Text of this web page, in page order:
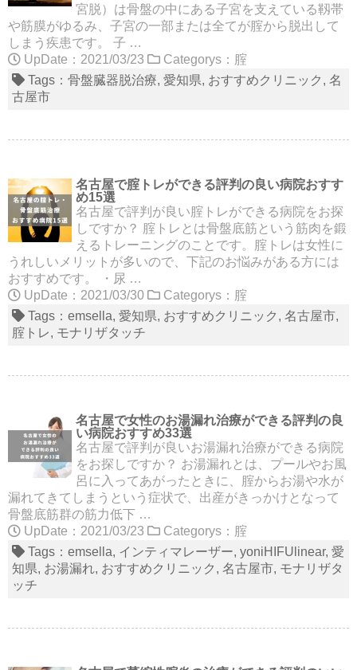
宮脱）は骨盤の中にある子宮を支えている靱帯
や筋膜がゆるみ、子宮の一部または全てが腟から脱出して
しまう疾患です。 子 …
UpDate：2021/03/23
Categorys： 腟
Tags： 骨盤臓器脱治療 愛知県 おすすめクリニック
名
古屋市
名古屋で腟トレができる評判の良い病院おすす
め15選
名古屋で評判が良い腟トレができる病院をお探
しですか？ 腟トレとは骨盤底筋という筋肉を鍛
えるトレーニングのことです。腟トレは女性に
うれしいメリットが多いので、下記のお悩みがある方には
おすすめです。 ・尿 …
UpDate：2021/03/30
Categorys： 腟
Tags： emsella 愛知県 おすすめクリニック
名古屋市
腟トレ
モナリザタッチ
名古屋で女性のお湯漏れ治療ができる評判の良
い病院おすすめ33選
名古屋で評判が良いお湯漏れ治療ができる病院
をお探しですか？ お湯漏れとは、プールやお風
呂に入ってあがったときに、腟からお湯や水が
漏れてきてしまうという症状で、出産がきっかけとなって
骨盤底筋群の筋力低下 …
UpDate：2021/03/23
Categorys： 腟
Tags： emsella インティマレーザー yoniHIFUlinear 愛
知県 お湯漏れ おすすめクリニック 名古屋市 モナリザタ
ッチ